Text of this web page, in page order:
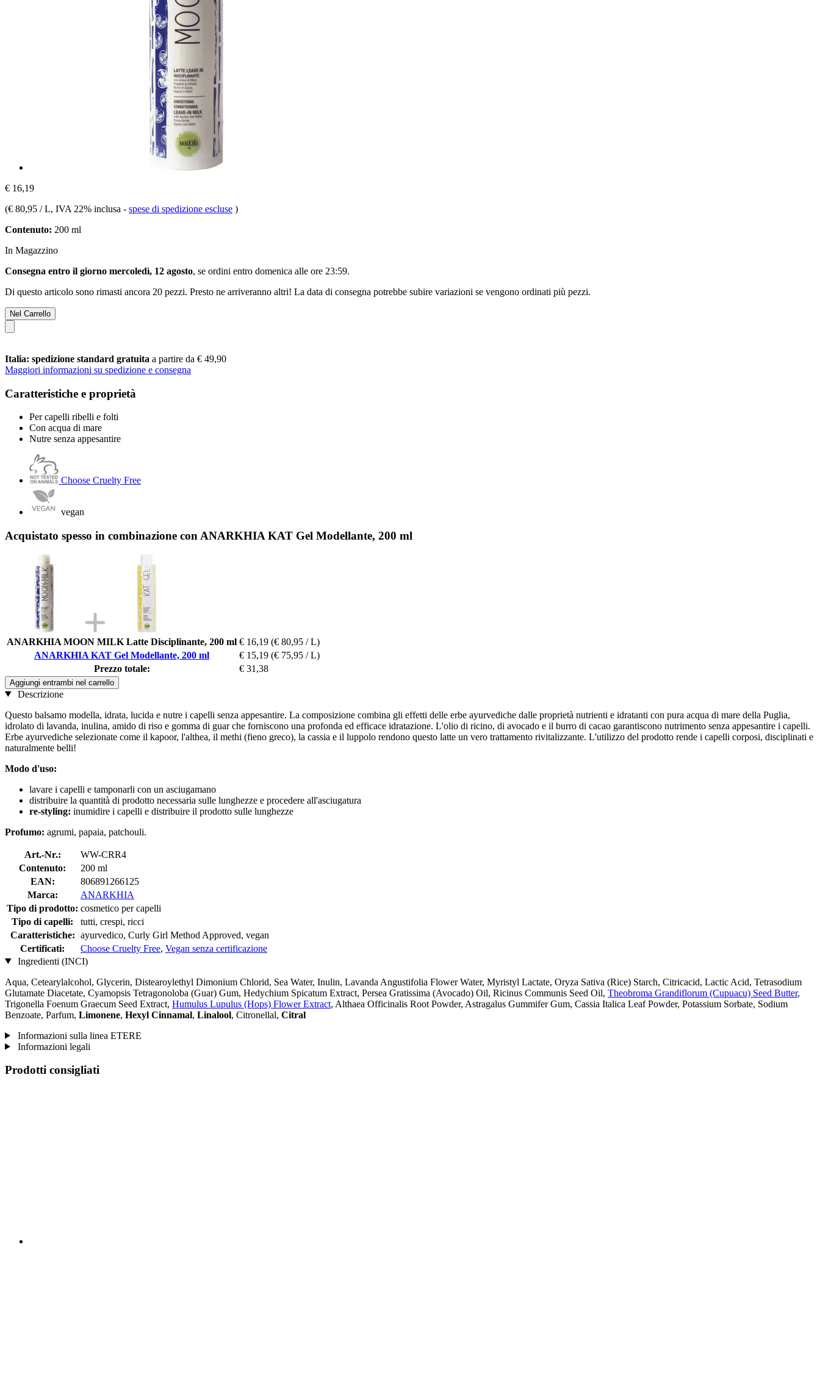
€ 16,19
(€ 80,95 / L, IVA 22% inclusa - spese di spedizione escluse )
Contenuto: 200 ml
In Magazzino
Consegna entro il giorno mercoledì, 12 agosto, se ordini entro domenica alle ore 23:59.
Di questo articolo sono rimasti ancora 20 pezzi. Presto ne arriveranno altri! La data di consegna potrebbe subire variazioni se vengono ordinati più pezzi.
Nel Carrello
Italia: spedizione standard gratuita a partire da € 49,90
Maggiori informazioni su spedizione e consegna
Caratteristiche e proprietà
Per capelli ribelli e folti
Con acqua di mare
Nutre senza appesantire
Choose Cruelty Free
vegan
Acquistato spesso in combinazione con ANARKHIA KAT Gel Modellante, 200 ml
ANARKHIA MOON MILK Latte Disciplinante, 200 ml € 16,19 (€ 80,95 / L)
ANARKHIA KAT Gel Modellante, 200 ml
€ 15,19 (€ 75,95 / L)
Prezzo totale:
€ 31,38
Aggiungi entrambi nel carrello
Descrizione
Questo balsamo modella, idrata, lucida e nutre i capelli senza appesantire. La composizione combina gli effetti delle erbe ayurvediche dalle proprietà nutrienti e idratanti con pura acqua di mare della Puglia,
idrolato di lavanda, inulina, amido di riso e gomma di guar che forniscono una profonda ed efficace idratazione. L'olio di ricino, di avocado e il burro di cacao garantiscono nutrimento senza appesantire i capelli.
Erbe ayurvediche selezionate come il kapoor, l'althea, il methi (fieno greco), la cassia e il luppolo rendono questo latte un vero trattamento rivitalizzante. L'utilizzo del prodotto rende i capelli corposi, disciplinati e
naturalmente belli!
Modo d'uso:
lavare i capelli e tamponarli con un asciugamano
distribuire la quantità di prodotto necessaria sulle lunghezze e procedere all'asciugatura
re-styling: inumidire i capelli e distribuire il prodotto sulle lunghezze
Profumo: agrumi, papaia, patchouli.
Art.-Nr.:
WW-CRR4
Contenuto:
200 ml
EAN:
806891266125
Marca:
ANARKHIA
Tipo di prodotto: cosmetico per capelli
Tipo di capelli:
tutti, crespi, ricci
Caratteristiche: ayurvedico, Curly Girl Method Approved, vegan
Certificati:
Choose Cruelty Free, Vegan senza certificazione
Ingredienti (INCI)
Aqua, Cetearylalcohol, Glycerin, Distearoylethyl Dimonium Chlorid, Sea Water, Inulin, Lavanda Angustifolia Flower Water, Myristyl Lactate, Oryza Sativa (Rice) Starch, Citricacid, Lactic Acid, Tetrasodium
Glutamate Diacetate, Cyamopsis Tetragonoloba (Guar) Gum, Hedychium Spicatum Extract, Persea Gratissima (Avocado) Oil, Ricinus Communis Seed Oil, Theobroma Grandiflorum (Cupuacu) Seed Butter,
Trigonella Foenum Graecum Seed Extract, Humulus Lupulus (Hops) Flower Extract, Althaea Officinalis Root Powder, Astragalus Gummifer Gum, Cassia Italica Leaf Powder, Potassium Sorbate, Sodium
Benzoate, Parfum, Limonene, Hexyl Cinnamal, Linalool, Citronellal, Citral
Informazioni sulla linea ETERE
Informazioni legali
Prodotti consigliati